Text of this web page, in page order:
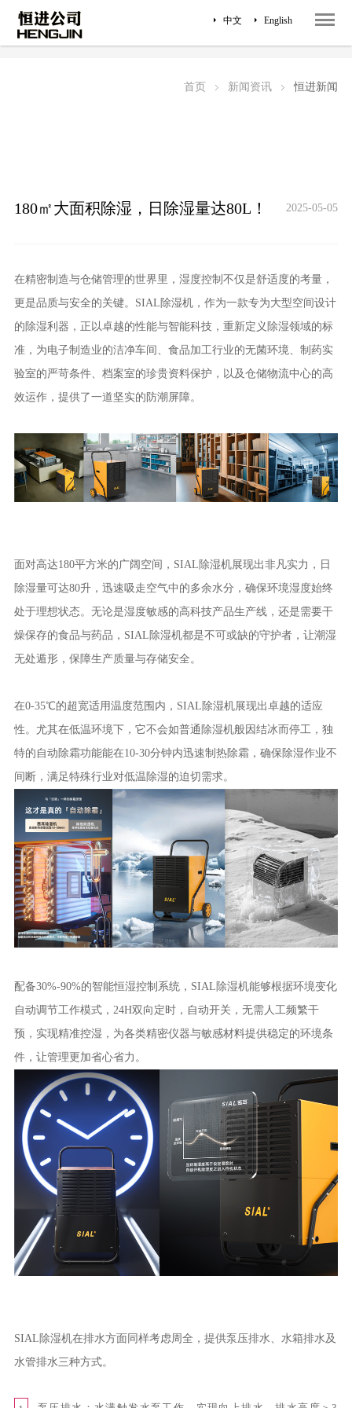
中文 English
恒进新闻 行业新闻
恒进新闻
新闻资讯
首页
180㎡大面积除湿，日除湿量达80L！ 2025-05-05
在精密制造与仓储管理的世界里，湿度控制不仅是舒适度的考量，
更是品质与安全的关键。SIAL除湿机，作为一款专为大型空间设计
的除湿利器，正以卓越的性能与智能科技，重新定义除湿领域的标
准，为电子制造业的洁净车间、食品加工行业的无菌环境、制药实
验室的严苛条件、档案室的珍贵资料保护，以及仓储物流中心的高
效运作，提供了一道坚实的防潮屏障。
面对高达180平方米的广阔空间，SIAL除湿机展现出非凡实力，日
除湿量可达80升，迅速吸走空气中的多余水分，确保环境湿度始终
处于理想状态。无论是湿度敏感的高科技产品生产线，还是需要干
燥保存的食品与药品，SIAL除湿机都是不可或缺的守护者，让潮湿
无处遁形，保障生产质量与存储安全。
在0-35℃的超宽适用温度范围内，SIAL除湿机展现出卓越的适应
性。尤其在低温环境下，它不会如普通除湿机般因结冰而停工，独
特的自动除霜功能能在10-30分钟内迅速制热除霜，确保除湿作业不
间断，满足特殊行业对低温除湿的迫切需求。
配备30%-90%的智能恒湿控制系统，SIAL除湿机能够根据环境变化
自动调节工作模式，24H双向定时，自动开关，无需人工频繁干
预，实现精准控湿，为各类精密仪器与敏感材料提供稳定的环境条
件，让管理更加省心省力。
SIAL除湿机在排水方面同样考虑周全，提供泵压排水、水箱排水及
水管排水三种方式。